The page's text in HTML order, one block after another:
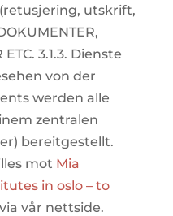
utskrift,
3.1.3. Dienste
von der
werden alle
zentralen
bereitgestellt.
mot Mia
in oslo – to
vår nettside.